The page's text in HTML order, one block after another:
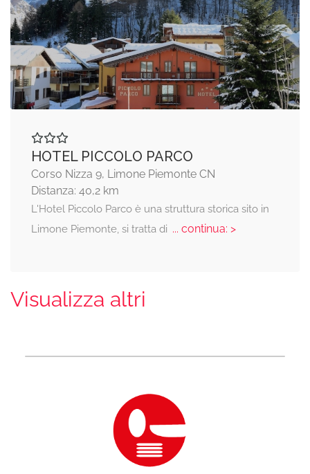
HOTEL PICCOLO PARCO
Corso Nizza 9, Limone Piemonte CN
Distanza: 40,2 km
L'Hotel Piccolo Parco è una struttura storica sito in
Limone Piemonte, si tratta di ... continua: >
Visualizza altri